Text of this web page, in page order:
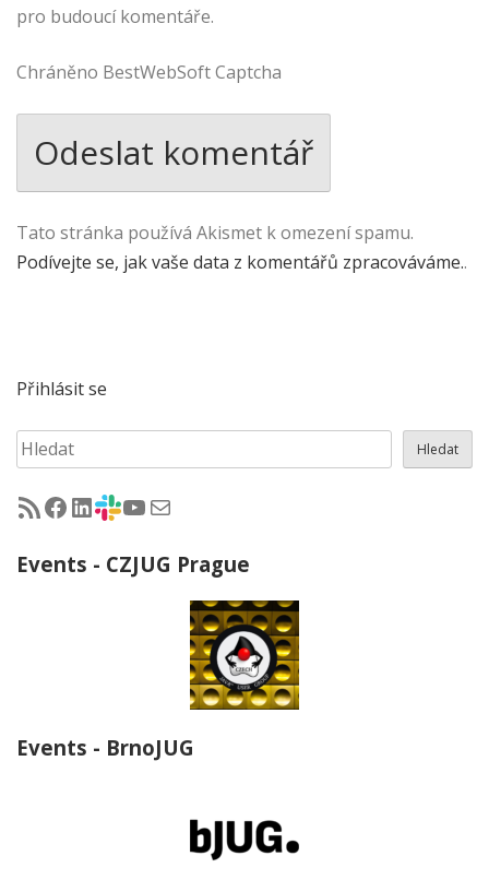
pro budoucí komentáře.
Chráněno BestWebSoft Captcha
Tato stránka používá Akismet k omezení spamu.
Podívejte se, jak vaše data z komentářů zpracováváme..
Přihlásit se
Hledat Hledat
RSS - články na jug.cz
Facebook skupina Czech Java User Group
LinkedIn skupina Czech Java User Group
CZJUG Slack fórum
CZJUG YouTube kanálCZJUG email
Events - CZJUG Prague
Events - BrnoJUG